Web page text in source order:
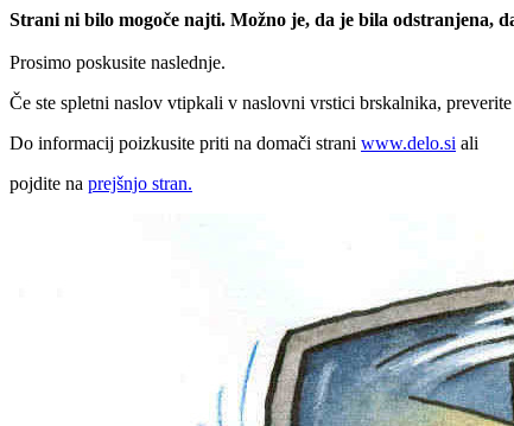
Strani ni bilo mogoče najti. Možno je, da je bila odstranjena,
Prosimo poskusite naslednje.
Če ste spletni naslov vtipkali v naslovni vrstici brskalnika,
Do informacij poizkusite priti na domači strani www.delo.si ali
pojdite na prejšnjo stran.